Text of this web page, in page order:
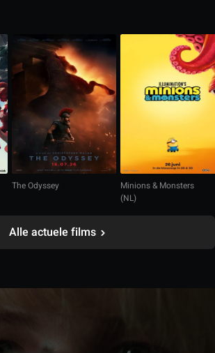
The Odyssey
Minions & Monsters
(NL)
Alle actuele films